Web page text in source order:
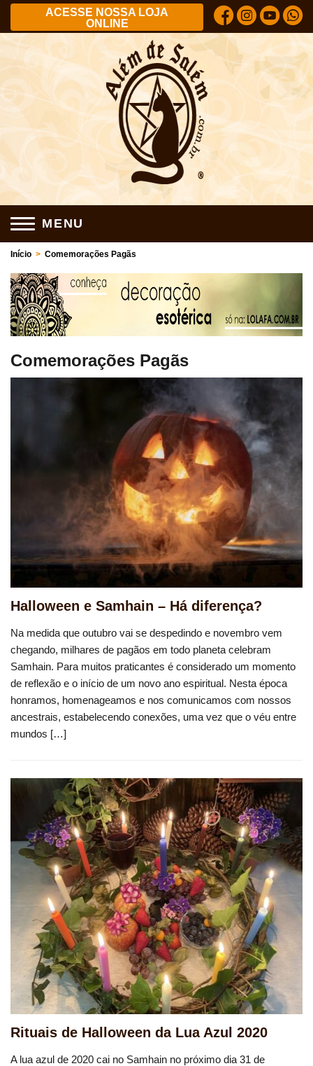
ACESSE NOSSA LOJA
ONLINE
MENU
Início > Comemorações Pagãs
Comemorações Pagãs
Halloween e Samhain – Há diferença?
Na medida que outubro vai se despedindo e novembro vem
chegando, milhares de pagãos em todo planeta celebram
Samhain. Para muitos praticantes é considerado um momento
de reflexão e o início de um novo ano espiritual. Nesta época
honramos, homenageamos e nos comunicamos com nossos
ancestrais, estabelecendo conexões, uma vez que o véu entre
mundos […]
Rituais de Halloween da Lua Azul 2020
A lua azul de 2020 cai no Samhain no próximo dia 31 de